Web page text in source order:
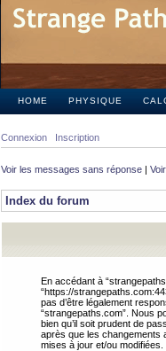
HOME PHYSIQUE
Connexion Inscription
Voir les messages sans réponse |
Index du forum
En accédant à
“https://
pas d’être légalement
“strangepaths.com”. Nous
bien qu’il soit prudent de
après que les changements
mises à jour et/ou modifiées.